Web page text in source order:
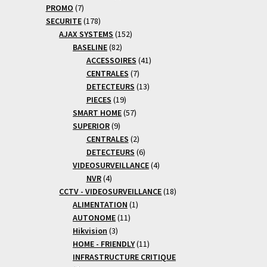
PROMO 77
produits
SECURITE 178178
produits
AJAX SYSTEMS 152152
BASELINE 8282
produits
ACCESSOIRES 4141
CENTRALES 77
produits
DETECTEURS 1313
PIECES 1919
produits
SMART HOME 5757
SUPERIOR 99
produits
CENTRALES 22
produits
DETECTEURS 66
produits
VIDEOSURVEILLANCE 44
NVR 44
produits
CCTV - VIDEOSURVEILLANCE 1818
ALIMENTATION 11
AUTONOME 1111
Hikvision 33
produits
HOME - FRIENDLY 1111
produits
INFRASTRUCTURE CRITIQUE